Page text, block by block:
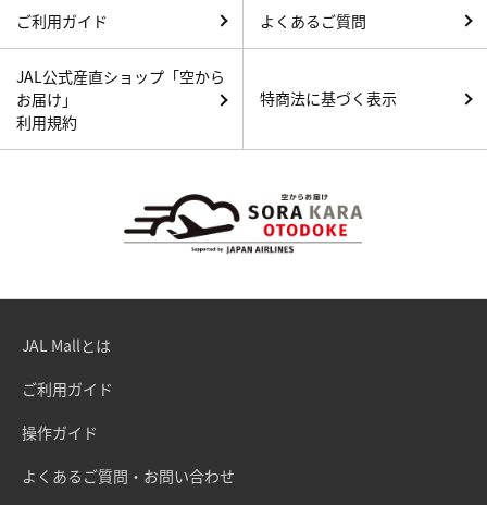
ご利用ガイド よくあるご質問
JAL公式産直ショップ「空から
お届け」
利用規約
特商法に基づく表示
JAL Mallとは
ご利用ガイド
操作ガイド
よくあるご質問・お問い合わせ